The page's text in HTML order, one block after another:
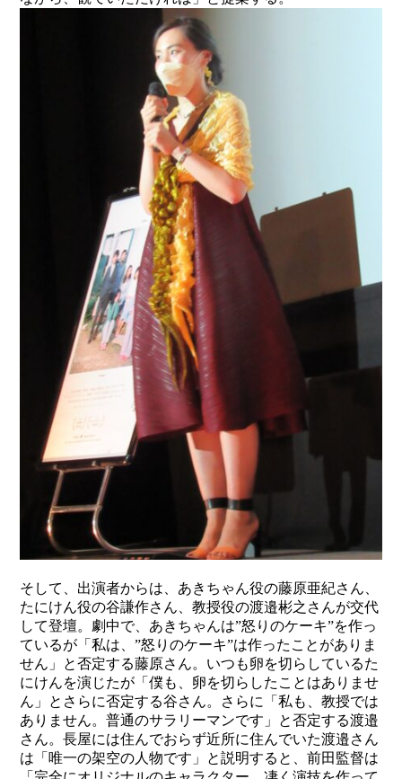
そして、出演者からは、あきちゃん役の藤原亜紀さん、
たにけん役の谷謙作さん、教授役の渡邉彬之さんが交代
して登壇。劇中で、あきちゃんは”怒りのケーキ”を作っ
ているが「私は、”怒りのケーキ”は作ったことがありま
せん」と否定する藤原さん。いつも卵を切らしているた
にけんを演じたが「僕も、卵を切らしたことはありませ
ん」とさらに否定する谷さん。さらに「私も、教授では
ありません。普通のサラリーマンです」と否定する渡邉
さん。長屋には住んでおらず近所に住んでいた渡邉さん
は「唯一の架空の人物です」と説明すると、前田監督は